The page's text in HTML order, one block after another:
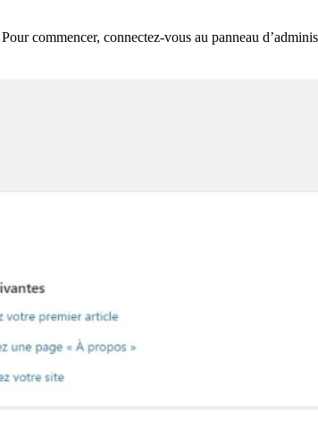
commencer, connectez-vous au panneau